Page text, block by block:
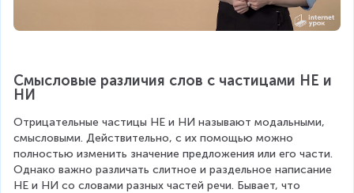
Смысловые различия слов с частицами НЕ и
НИ
Отрицательные частицы НЕ и НИ называют модальными,
смысловыми. Действительно, с их помощью можно
полностью изменить значение предложения или его части.
Однако важно различать слитное и раздельное написание
НЕ и НИ со словами разных частей речи. Бывает, что